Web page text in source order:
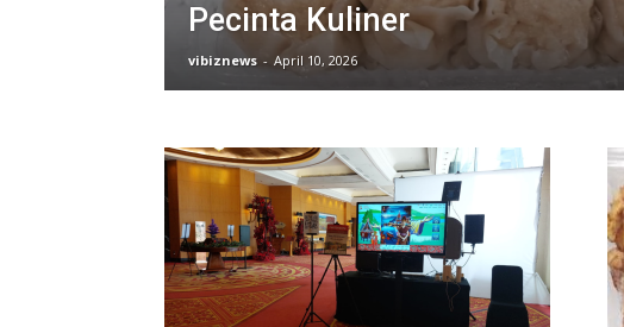
Pecinta Kuliner
vibiznews - April 10, 2026